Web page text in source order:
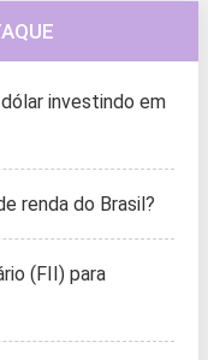
investindo em
renda do Brasil?
(FII) para